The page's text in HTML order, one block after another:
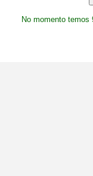
No momento temos